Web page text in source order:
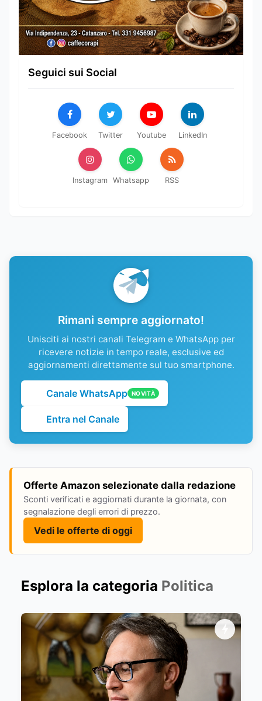
Seguici sui Social
Facebook Twitter Youtube LinkedIn
Instagram Whatsapp RSS
Rimani sempre aggiornato!
Unisciti ai nostri canali Telegram e WhatsApp per
ricevere notizie in tempo reale, esclusive ed
aggiornamenti direttamente sul tuo smartphone.
Canale WhatsApp NOVITÀ
Entra nel Canale
Offerte Amazon selezionate dalla redazione
Sconti verificati e aggiornati durante la giornata, con
segnalazione degli errori di prezzo.
Vedi le offerte di oggi
Esplora la categoria Politica